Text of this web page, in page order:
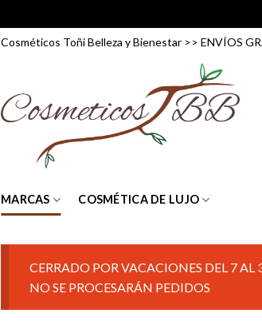
Cosméticos Toñi Belleza y Bienestar >> ENVÍOS
MARCAS COSMÉTICA DE LUJO
CERRADO POR VACACIONES DEL 7 AL
NO SE PROCESARÁN PEDIDOS